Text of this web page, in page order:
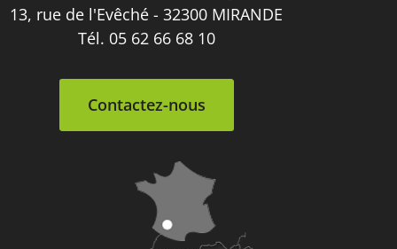
13, rue de l'Evêché - 32300 MIRANDE
Tél. 05 62 66 68 10
Contactez-nous